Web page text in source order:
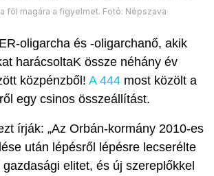
föl magára a figyelmet. Fotó: Népszava
oligarcha és -oligarchanő, akik
harácsoltaK össze néhány év
közpénzből! A 444 most közölt a
egy csinos összeállítást.
írják: „Az Orbán-kormány 2010-es
után lépésről lépésre lecserélte
elitet, és új szereplőkkel